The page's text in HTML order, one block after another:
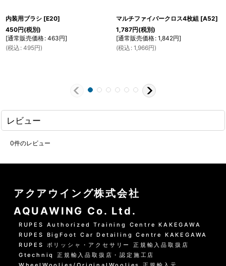
内装用ブラシ [E20]
450円(税別)
[通常販売価格: 463円]
(税込 : 495円)
マルチファイバークロス4枚組 [A52]
1,787円(税別)
[通常販売価格: 1,842円]
(税込 : 1,966円)
レビュー
0件のレビュー
アクアウイング株式会社
AQUAWING Co. Ltd.
RUPES Authorized Training Centre KAKEGAWA
RUPES BigFoot Car Detailing Centre KAKEGAWA
RUPES ポリッシャ・アクセサリー 正規輸入品取扱店
Gtechniq 正規輸入品取扱店・認定施工店